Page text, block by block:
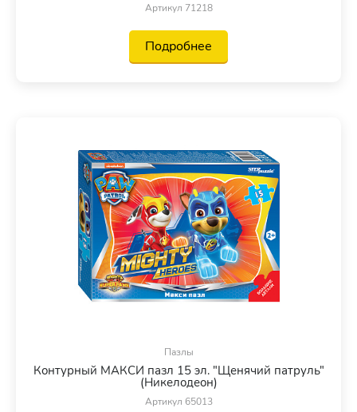
Артикул 71218
Подробнее
Пазлы
Контурный МАКСИ пазл 15 эл. "Щенячий патруль"
(Никелодеон)
Артикул 65013